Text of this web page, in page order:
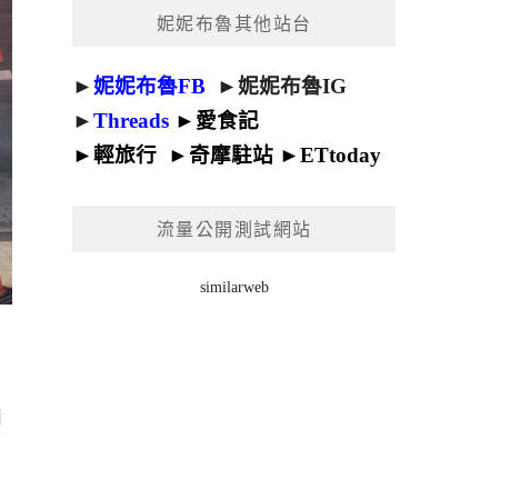
妮妮布魯其他站台
►妮妮布魯FB ►妮妮布魯IG
►Threads ► 愛食記
►輕旅行 ► 奇摩駐站 ►ETtoday
流量公開測試網站
similarweb